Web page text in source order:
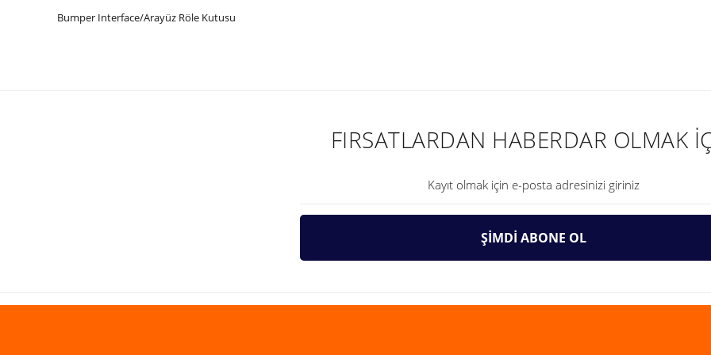
Bumper Interface/Arayüz Röle Kutusu
Gönder
FIRSATLARDAN HABERDAR OLMAK
ŞİMDİ ABONE OL